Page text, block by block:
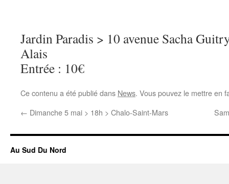
Jardin Paradis > 10 avenue Sacha
Alais
Entrée : 10€
Ce contenu a été publié dans News. Vous pouvez le mettre en
← Dimanche 5 mai > 18h > Chalo-Saint-Mars
Au Sud Du Nord